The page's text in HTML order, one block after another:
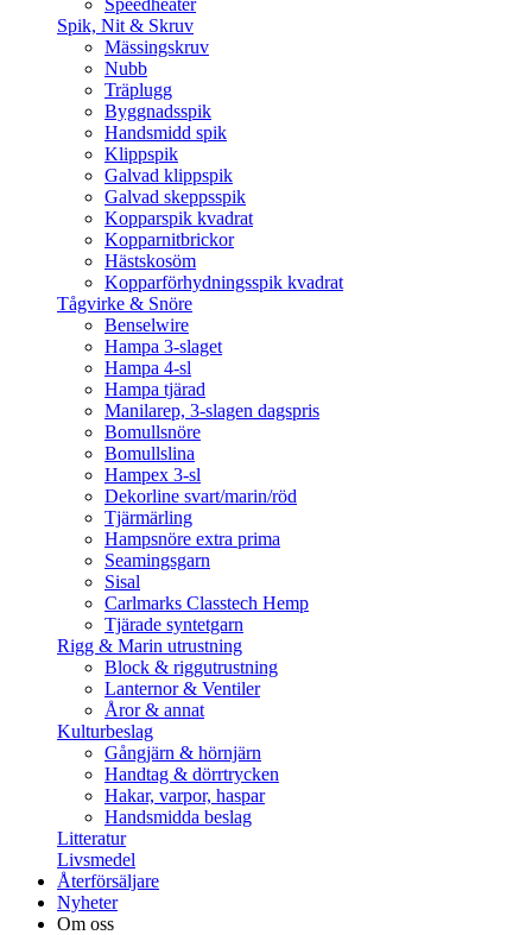
Speedheater
Spik, Nit & Skruv
Mässingskruv
Nubb
Träplugg
Byggnadsspik
Handsmidd spik
Klippspik
Galvad klippspik
Galvad skeppsspik
Kopparspik kvadrat
Kopparnitbrickor
Hästskosöm
Kopparförhydningsspik kvadrat
Tågvirke & Snöre
Benselwire
Hampa 3-slaget
Hampa 4-sl
Hampa tjärad
Manilarep, 3-slagen dagspris
Bomullsnöre
Bomullslina
Hampex 3-sl
Dekorline svart/marin/röd
Tjärmärling
Hampsnöre extra prima
Seamingsgarn
Sisal
Carlmarks Classtech Hemp
Tjärade syntetgarn
Rigg & Marin utrustning
Block & riggutrustning
Lanternor & Ventiler
Åror & annat
Kulturbeslag
Gångjärn & hörnjärn
Handtag & dörrtrycken
Hakar, varpor, haspar
Handsmidda beslag
Litteratur
Livsmedel
Återförsäljare
Nyheter
Om oss